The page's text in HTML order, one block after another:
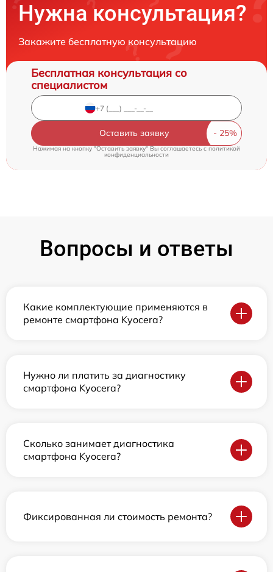
Нужна консультация?
Закажите бесплатную консультацию
Бесплатная консультация со
специалистом
Оставить заявку
Нажимая на кнопку "Оставить заявку" Вы соглашаетесь c политикой
конфиденциальности
Вопросы и ответы
Какие комплектующие применяются в
ремонте смартфона Kyocera?
Нужно ли платить за диагностику
смартфона Kyocera?
Сколько занимает диагностика
смартфона Kyocera?
Фиксированная ли стоимость ремонта?